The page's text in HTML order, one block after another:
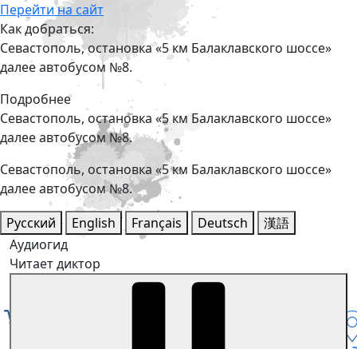
Перейти на сайт
Как добраться:
Севастополь, остановка «5 км Балаклавского шоссе»
далее автобусом №8.
Подробнее
Севастополь, остановка «5 км Балаклавского шоссе»
далее автобусом №8.
Севастополь, остановка «5 км Балаклавского шоссе»
далее автобусом №8.
Русский
English Français Deutsch
漢語
Аудиогид
Читает диктор